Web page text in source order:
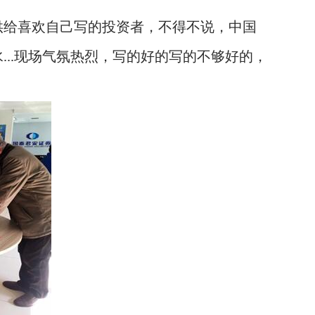
欢自己写的投资者，不得不说，中国
现场气氛热烈，写的好的写的不够好的，